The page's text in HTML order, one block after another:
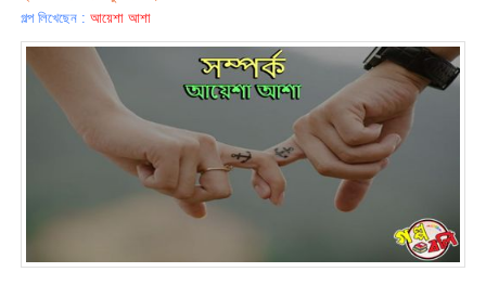
গল্প লিখেছেন :আয়েশা আশা